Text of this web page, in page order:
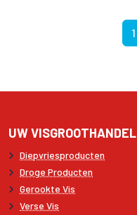
1
UW VISGROOTHANDEL
Diepvriesproducten
Droge Producten
Gerookte Vis
Verse Vis